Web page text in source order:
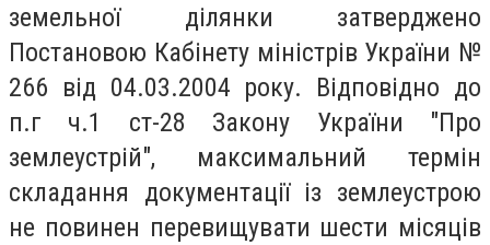
земельної ділянки затверджено
Постановою Кабінету міністрів України №
266 від 04.03.2004 року. Відповідно до
п.г ч.1 ст-28 Закону України "Про
землеустрій", максимальний термін
складання документації із землеустрою
не повинен перевищувати шести місяців